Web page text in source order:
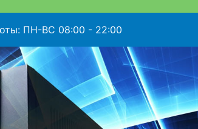
ПН-ВС 08:00 - 22:00